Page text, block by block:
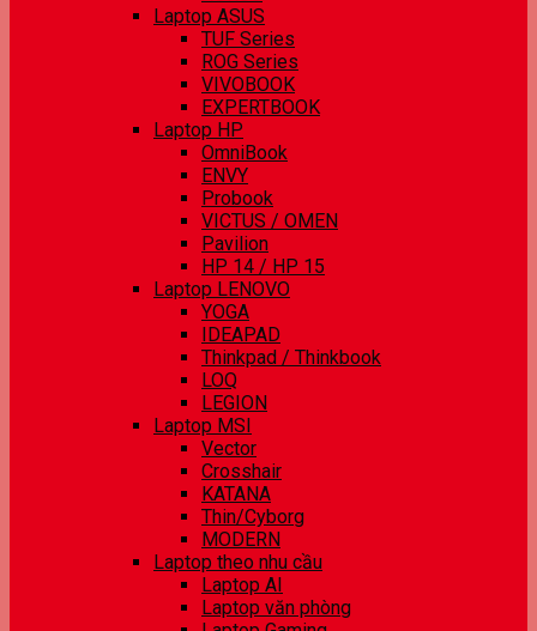
Laptop ASUS
TUF Series
ROG Series
VIVOBOOK
EXPERTBOOK
Laptop HP
OmniBook
ENVY
Probook
VICTUS / OMEN
Pavilion
HP 14 / HP 15
Laptop LENOVO
YOGA
IDEAPAD
Thinkpad / Thinkbook
LOQ
LEGION
Laptop MSI
Vector
Crosshair
KATANA
Thin/Cyborg
MODERN
Laptop theo nhu cầu
Laptop AI
Laptop văn phòng